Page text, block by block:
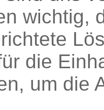
wichtig,
die
um die